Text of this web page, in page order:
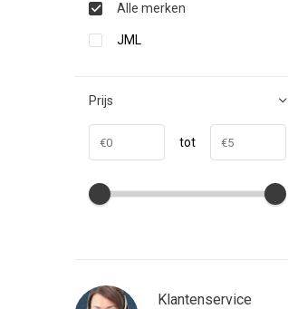
Alle merken
JML
Prijs
tot
Klantenservice